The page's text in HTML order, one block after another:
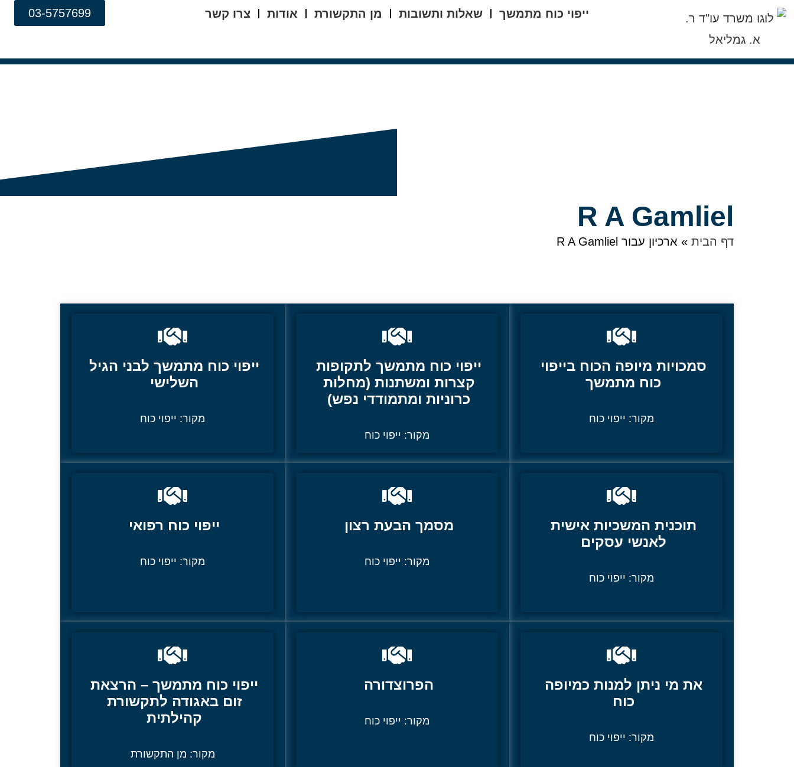
ייפוי כוח מתמשך שאלות ותשובות מן התקשורת אודות צרו קשר 03-5757699
R A Gamliel
דף הבית » ארכיון עבור R A Gamliel
סמכויות מיופה הכוח בייפוי
כוח מתמשך
מקור: ייפוי כוח
ייפוי כוח מתמשך לתקופות
קצרות ומשתנות (מחלות
כרוניות ומתמודדי נפש)
מקור: ייפוי כוח
ייפוי כוח מתמשך לבני הגיל
השלישי
מקור: ייפוי כוח
תוכנית המשכיות אישית
לאנשי עסקים
מקור: ייפוי כוח
מסמך הבעת רצון
מקור: ייפוי כוח
ייפוי כוח רפואי
מקור: ייפוי כוח
את מי ניתן למנות כמיופה
כוח
מקור: ייפוי כוח
הפרוצדורה
מקור: ייפוי כוח
ייפוי כוח מתמשך – הרצאת
זום באגודה לתקשורת
קהילתית
מקור: מן התקשורת